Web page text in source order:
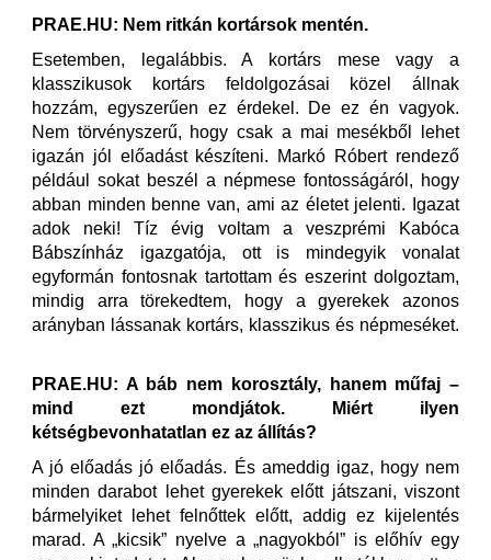
PRAE.HU: Nem ritkán kortársok mentén.
Esetemben, legalábbis. A kortárs mese vagy a
klasszikusok kortárs feldolgozásai közel állnak
hozzám, egyszerűen ez érdekel. De ez én vagyok.
Nem törvényszerű, hogy csak a mai mesékből lehet
igazán jól előadást készíteni. Markó Róbert rendező
például sokat beszél a népmese fontosságáról, hogy
abban minden benne van, ami az életet jelenti. Igazat
adok neki! Tíz évig voltam a veszprémi Kabóca
Bábszínház igazgatója, ott is mindegyik vonalat
egyformán fontosnak tartottam és eszerint dolgoztam,
mindig arra törekedtem, hogy a gyerekek azonos
arányban lássanak kortárs, klasszikus és népmeséket.
PRAE.HU: A báb nem korosztály, hanem műfaj –
mind ezt mondjátok. Miért ilyen
kétségbevonhatatlan ez az állítás?
A jó előadás jó előadás. És ameddig igaz, hogy nem
minden darabot lehet gyerekek előtt játszani, viszont
bármelyiket lehet felnőttek előtt, addig ez kijelentés
marad. A „kicsik” nyelve a „nagyokból” is előhív egy